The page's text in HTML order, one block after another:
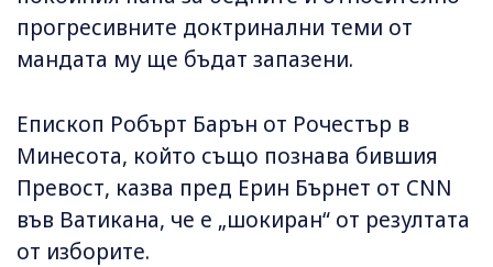
прогресивните доктринални теми от
мандата му ще бъдат запазени.
Епископ Робърт Барън от Рочестър в
Минесота, който също познава бившия
Превост, казва пред Ерин Бърнет от CNN
във Ватикана, че е „шокиран“ от резултата
от изборите.